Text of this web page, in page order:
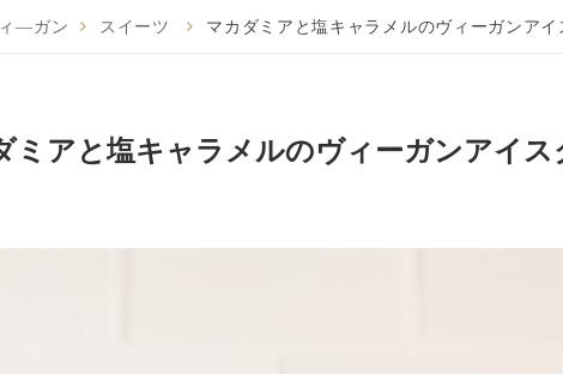
―ガン スイーツ マカダミアと塩キャラメルのヴィーガンアイ
ミアと塩キャラメルのヴィーガンアイス